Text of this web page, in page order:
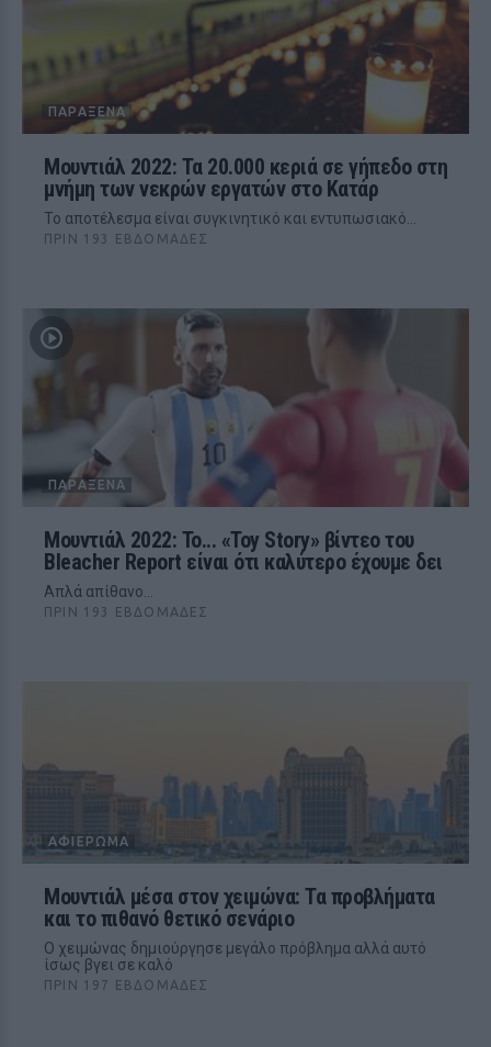
ΠΑΡΆΞΕΝΑ
Μουντιάλ 2022: Τα 20.000 κεριά σε γήπεδο στη
μνήμη των νεκρών εργατών στο Κατάρ
Το αποτέλεσμα είναι συγκινητικό και εντυπωσιακό…
ΠΡΙΝ 193 ΕΒΔΟΜΆΔΕΣ
ΠΑΡΆΞΕΝΑ
Μουντιάλ 2022: Το... «Toy Story» βίντεο του
Bleacher Report είναι ότι καλύτερο έχουμε δει
Απλά απίθανο...
ΠΡΙΝ 193 ΕΒΔΟΜΆΔΕΣ
ΑΦΙΈΡΩΜΑ
Μουντιάλ μέσα στον χειμώνα: Τα προβλήματα
και το πιθανό θετικό σενάριο
Ο χειμώνας δημιούργησε μεγάλο πρόβλημα αλλά αυτό
ίσως βγει σε καλό
ΠΡΙΝ 197 ΕΒΔΟΜΆΔΕΣ